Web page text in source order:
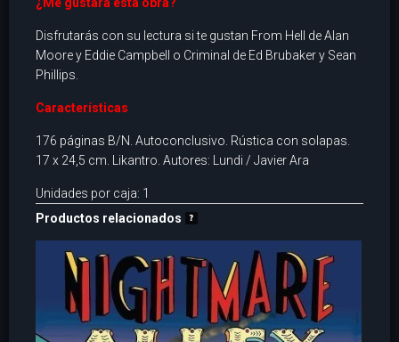
Disfrutarás con su lectura si te gustan From Hell de Alan
Moore y Eddie Campbell o Criminal de Ed Brubaker y Sean
Phillips.
Características
176 páginas B/N. Autoconclusivo. Rústica con solapas.
17 x 24,5 cm. Likantro. Autores: Lundi / Javier Ara
Unidades por caja: 1
Productos relacionados